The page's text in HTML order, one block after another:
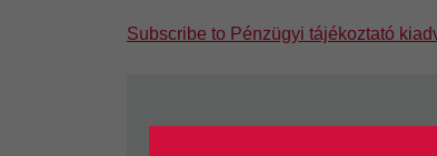
Subscribe to Pénzügyi tájékoztató